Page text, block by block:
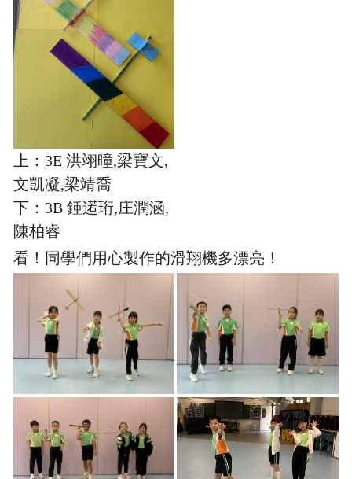
上：3E 洪翊曈,梁寶文,
文凱凝,梁靖喬
下：3B 鍾逽珩,庄潤涵,
陳柏睿
看！同學們用心製作的滑翔機多漂亮！